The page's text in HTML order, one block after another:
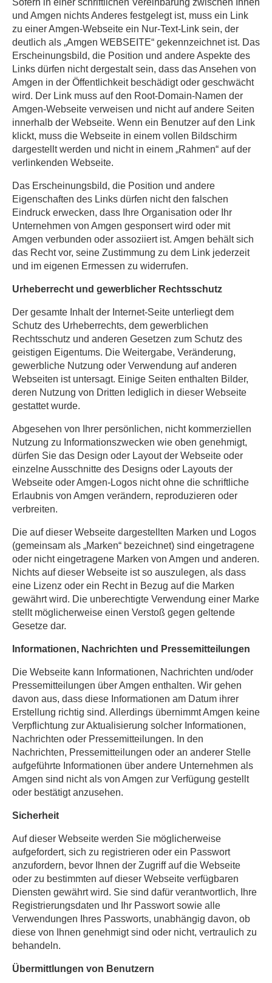
Sofern in einer schriftlichen Vereinbarung zwischen Ihnen
und Amgen nichts Anderes festgelegt ist, muss ein Link
zu einer Amgen-Webseite ein Nur-Text-Link sein, der
deutlich als „Amgen WEBSEITE“ gekennzeichnet ist. Das
Erscheinungsbild, die Position und andere Aspekte des
Links dürfen nicht dergestalt sein, dass das Ansehen von
Amgen in der Öffentlichkeit beschädigt oder geschwächt
wird. Der Link muss auf den Root-Domain-Namen der
Amgen-Webseite verweisen und nicht auf andere Seiten
innerhalb der Webseite. Wenn ein Benutzer auf den Link
klickt, muss die Webseite in einem vollen Bildschirm
dargestellt werden und nicht in einem „Rahmen“ auf der
verlinkenden Webseite.
Das Erscheinungsbild, die Position und andere
Eigenschaften des Links dürfen nicht den falschen
Eindruck erwecken, dass Ihre Organisation oder Ihr
Unternehmen von Amgen gesponsert wird oder mit
Amgen verbunden oder assoziiert ist. Amgen behält sich
das Recht vor, seine Zustimmung zu dem Link jederzeit
und im eigenen Ermessen zu widerrufen.
Urheberrecht und gewerblicher Rechtsschutz
Der gesamte Inhalt der Internet-Seite unterliegt dem
Schutz des Urheberrechts, dem gewerblichen
Rechtsschutz und anderen Gesetzen zum Schutz des
geistigen Eigentums. Die Weitergabe, Veränderung,
gewerbliche Nutzung oder Verwendung auf anderen
Webseiten ist untersagt. Einige Seiten enthalten Bilder,
deren Nutzung von Dritten lediglich in dieser Webseite
gestattet wurde.
Abgesehen von Ihrer persönlichen, nicht kommerziellen
Nutzung zu Informationszwecken wie oben genehmigt,
dürfen Sie das Design oder Layout der Webseite oder
einzelne Ausschnitte des Designs oder Layouts der
Webseite oder Amgen-Logos nicht ohne die schriftliche
Erlaubnis von Amgen verändern, reproduzieren oder
verbreiten.
Die auf dieser Webseite dargestellten Marken und Logos
(gemeinsam als „Marken“ bezeichnet) sind eingetragene
oder nicht eingetragene Marken von Amgen und anderen.
Nichts auf dieser Webseite ist so auszulegen, als dass
eine Lizenz oder ein Recht in Bezug auf die Marken
gewährt wird. Die unberechtigte Verwendung einer Marke
stellt möglicherweise einen Verstoß gegen geltende
Gesetze dar.
Informationen, Nachrichten und Pressemitteilungen
Die Webseite kann Informationen, Nachrichten und/oder
Pressemitteilungen über Amgen enthalten. Wir gehen
davon aus, dass diese Informationen am Datum ihrer
Erstellung richtig sind. Allerdings übernimmt Amgen keine
Verpflichtung zur Aktualisierung solcher Informationen,
Nachrichten oder Pressemitteilungen. In den
Nachrichten, Pressemitteilungen oder an anderer Stelle
aufgeführte Informationen über andere Unternehmen als
Amgen sind nicht als von Amgen zur Verfügung gestellt
oder bestätigt anzusehen.
Sicherheit
Auf dieser Webseite werden Sie möglicherweise
aufgefordert, sich zu registrieren oder ein Passwort
anzufordern, bevor Ihnen der Zugriff auf die Webseite
oder zu bestimmten auf dieser Webseite verfügbaren
Diensten gewährt wird. Sie sind dafür verantwortlich, Ihre
Registrierungsdaten und Ihr Passwort sowie alle
Verwendungen Ihres Passworts, unabhängig davon, ob
diese von Ihnen genehmigt sind oder nicht, vertraulich zu
behandeln.
Übermittlungen von Benutzern